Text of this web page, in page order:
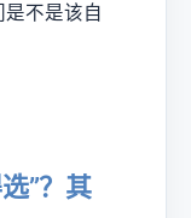
不是该自
”？其